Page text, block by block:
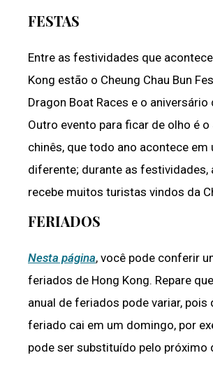
FESTAS
Entre as festividades que
Kong estão o Cheung Chau Bun
Dragon Boat Races e o aniversário
Outro evento para ficar de olho é o
chinês, que todo ano acontece em
diferente; durante as festividades,
recebe muitos turistas vindos da
FERIADOS
Nesta página, você pode conferir
feriados de Hong Kong. Repare
anual de feriados pode variar, pois
feriado cai em um domingo, por
pode ser substituído pelo próximo